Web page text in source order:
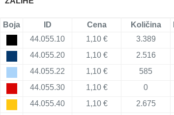
Boja ID Cena Količina
44.055.10
1,10 €
3.389
44.055.20
1,10 €
2.516
44.055.22
1,10 € 585
44.055.30
1,10 € 0
44.055.40
1,10 €
2.675